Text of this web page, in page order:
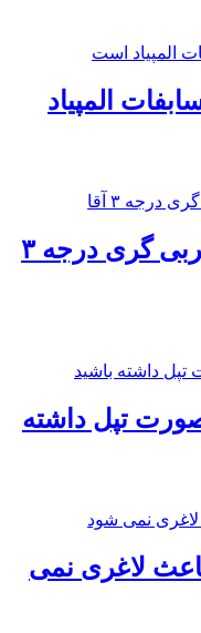
المپیاد
کلاس تئوری مربی گری درجه ۳
صورت تپل داشته
لاغری نمی